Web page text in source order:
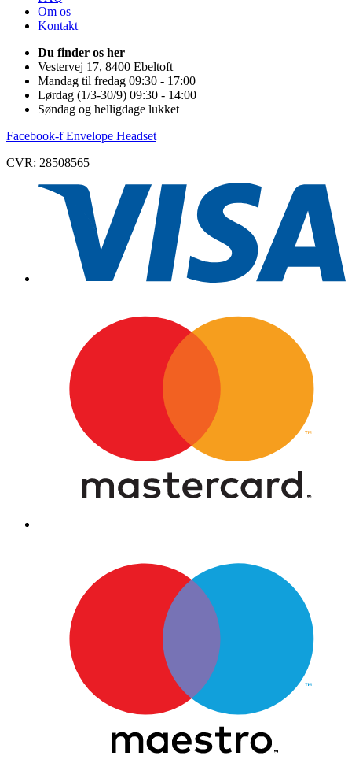
Om os
Kontakt
Du finder os her
Vestervej 17, 8400 Ebeltoft
Mandag til fredag 09:30 - 17:00
Lørdag (1/3-30/9) 09:30 - 14:00
Søndag og helligdage lukket
Facebook-f Envelope Headset
CVR: 28508565